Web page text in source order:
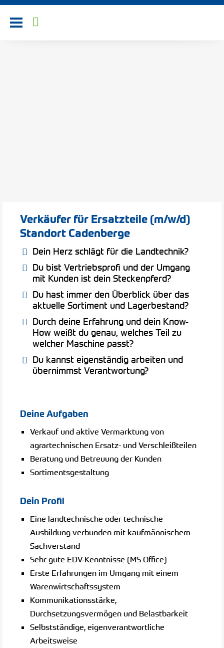
Verkäufer für Ersatzteile (m/w/d)
Standort Cadenberge
Dein Herz schlägt für die Landtechnik?
Du bist Vertriebsprofi und der Umgang
mit Kunden ist dein Steckenpferd?
Du hast immer den Überblick über das
aktuelle Sortiment und Lagerbestand?
Durch deine Erfahrung und dein Know-
How weißt du genau, welches Teil zu
welcher Maschine passt?
Du kannst eigenständig arbeiten und
übernimmst Verantwortung?
Deine Aufgaben
Verkauf und aktive Vermarktung von
agrartechnischen Ersatz- und Verschleißteilen
Beratung und Betreuung der Kunden
Sortimentsgestaltung
Dein Profil
Eine landtechnische oder technische
Ausbildung verbunden mit kaufmännischem
Sachverstand
Sehr gute EDV-Kenntnisse (MS Office)
Erste Erfahrungen im Umgang mit einem
Warenwirtschaftssystem
Kommunikationsstärke,
Durchsetzungsvermögen und Belastbarkeit
Selbstständige, eigenverantwortliche
Arbeitsweise